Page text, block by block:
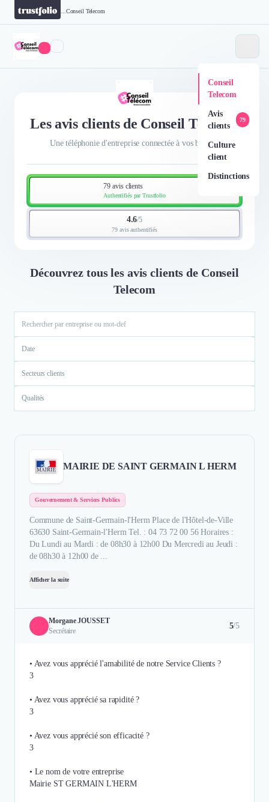
Conseil Telecom
Conseil
Telecom
Avis
clients
79
Culture
client
Distinctions
Les avis clients de Conseil Telecom
Une téléphonie d'entreprise connectée à vos besoins
79 avis clients
Authentifiés par Trustfolio
4.6/5
79 avis authentifiés
Découvrez tous les avis clients de Conseil
Telecom
Date
Secteurs clients
Qualités
MAIRIE DE SAINT GERMAIN L HERM
Gouvernement & Services Publics
Commune de Saint-Germain-l'Herm Place de l'Hôtel-de-Ville
63630 Saint-Germain-l'Herm Tel. : 04 73 72 00 56 Horaires :
Du Lundi au Mardi : de 08h30 à 12h00 Du Mercredi au Jeudi :
de 08h30 à 12h00 de ...
Afficher la suite
Morgane JOUSSET
Secrétaire
5/5
• Avez vous apprécié l'amabilité de notre Service Clients ?
3
• Avez vous apprécié sa rapidité ?
3
• Avez vous apprécié son efficacité ?
3
• Le nom de votre entreprise
Mairie ST GERMAIN L'HERM